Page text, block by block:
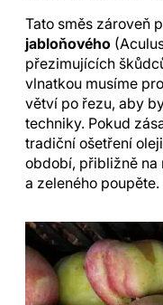
Tato směs zároveň
jabloňového
přezimujících
vlnatkou musíme
větví po řezu, aby
techniky. Pokud
tradiční ošetření
období, přibližně na
a zeleného poupěte.